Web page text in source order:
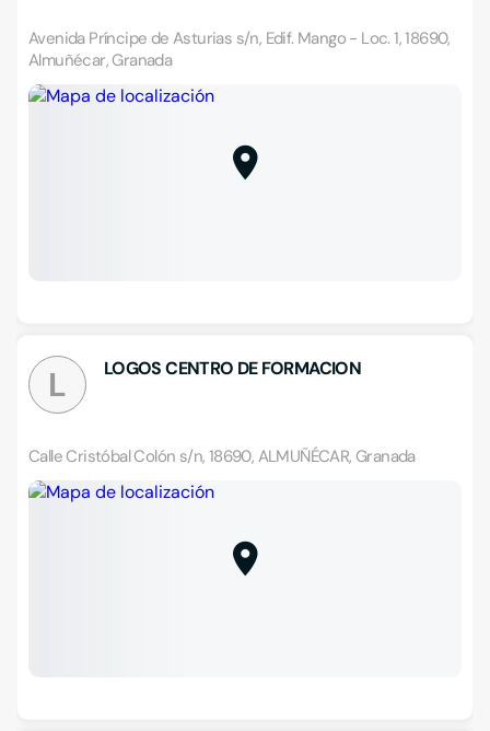
Avenida Príncipe de Asturias s/n, Edif. Mango - Loc. 1, 18690,
Almuñécar, Granada
L LOGOS CENTRO DE FORMACION
Calle Cristóbal Colón s/n, 18690, ALMUÑÉCAR, Granada